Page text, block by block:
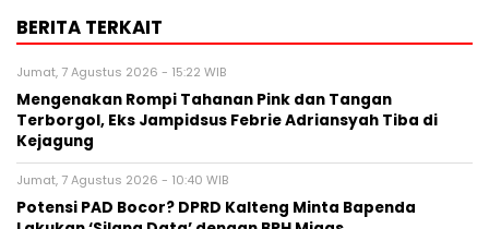
BERITA TERKAIT
Jumat, 7 Agustus 2026 - 15:22 WIB
Mengenakan Rompi Tahanan Pink dan Tangan
Terborgol, Eks Jampidsus Febrie Adriansyah Tiba di
Kejagung
Jumat, 7 Agustus 2026 - 10:40 WIB
Potensi PAD Bocor? DPRD Kalteng Minta Bapenda